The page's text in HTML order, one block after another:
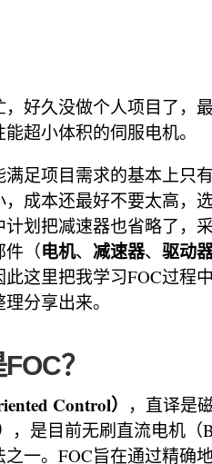
好久没做个人项目了，
超小体积的伺服电机。
足项目需求的基本上只有
成本还最好不要太高，
划把减速器也省略了，
件（电机、 减速器、 驱动
这里把我学习FOC过程
分享出来。
？
Control） ，直译是
，是目前无刷直流电机
一。FOC旨在通过精确